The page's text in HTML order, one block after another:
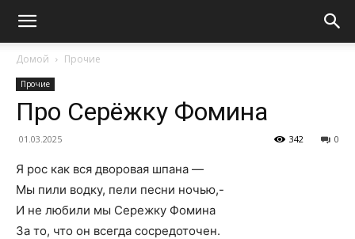
Домой Прочие
Прочие
Про Серёжку Фомина
01.03.2025 0
342
Я рос как вся дворовая шпана —
Мы пили водку, пели песни ночью,-
И не любили мы Сережку Фомина
За то, что он всегда сосредоточен.